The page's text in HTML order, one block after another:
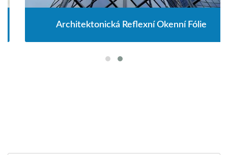
Architektonická Reflexní Okenní Fólie